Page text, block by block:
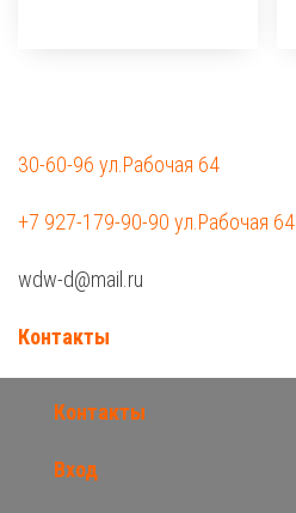
30-60-96 ул.Рабочая 64
+7 927-179-90-90 ул.Рабочая 64
wdw-d@mail.ru
Контакты
Контакты
Вход